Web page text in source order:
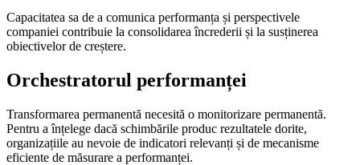
Capacitatea sa de a comunica performanța și perspectivele
companiei contribuie la consolidarea încrederii și la susținerea
obiectivelor de creștere.
Orchestratorul performanței
Transformarea permanentă necesită o monitorizare permanentă.
Pentru a înțelege dacă schimbările produc rezultatele dorite,
organizațiile au nevoie de indicatori relevanți și de mecanisme
eficiente de măsurare a performanței.